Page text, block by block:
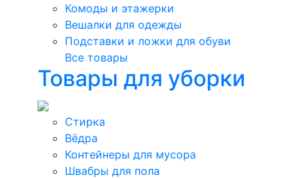
Комоды и этажерки
Вешалки для одежды
Подставки и ложки для обуви
Все товары
Товары для уборки
Стирка
Вёдра
Контейнеры для мусора
Швабры для пола